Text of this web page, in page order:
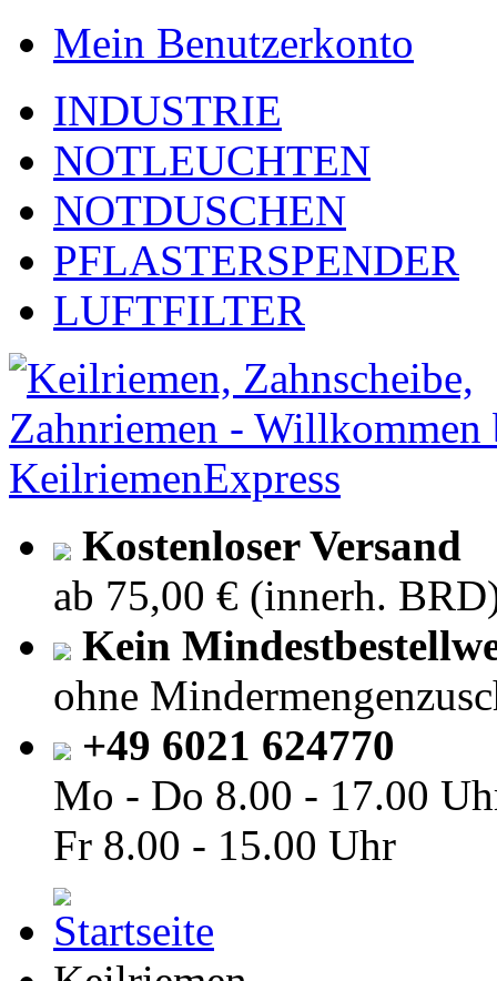
Mein Benutzerkonto
INDUSTRIE
NOTLEUCHTEN
NOTDUSCHEN
PFLASTERSPENDER
LUFTFILTER
Kostenloser Versand
ab 75,00 € (innerh.
Kein
ohne
+49 6021 624770
Mo - Do 8.00 - 17.00
Fr 8.00 - 15.00 Uhr